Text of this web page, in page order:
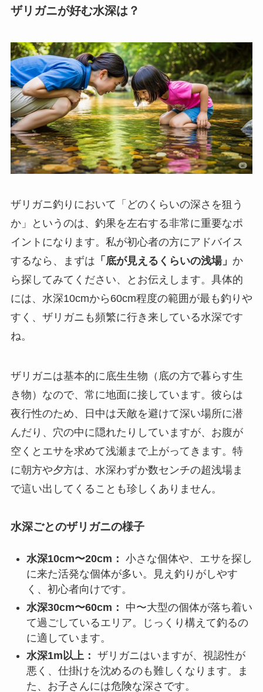
ザリガニが好む水深は？
ザリガニ釣りにおいて「どのくらいの深さを狙う
か」というのは、釣果を左右する非常に重要なポ
イントになります。私が初心者の方にアドバイス
するなら、まずは 「底が見えるくらいの浅場」 か
ら探してみてください、とお伝えします。具体的
には、水深10cmから60cm程度の範囲が最も釣りや
すく、ザリガニも頻繁に行き来している水深です
ね。
ザリガニは基本的に底生生物（底の方で暮らす生
き物）なので、常に地面に接しています。彼らは
夜行性のため、日中は天敵を避けて深い場所に潜
んだり、穴の中に隠れたりしていますが、お腹が
空くとエサを求めて浅瀬まで上がってきます。特
に朝方や夕方は、水深わずか数センチの超浅場ま
で這い出してくることも珍しくありません。
水深ごとのザリガニの様子
水深10cm〜20cm： 小さな個体や、エサを探し
に来た活発な個体が多い。見え釣りがしやす
く、初心者向けです。
水深30cm〜60cm：
中〜大型の個体が落ち着い
て過ごしているエリア。じっくり構えて釣るの
に適しています。
水深1m以上： ザリガニはいますが、視認性が
悪く、仕掛けを沈めるのも難しくなります。ま
た、お子さんには危険な深さです。